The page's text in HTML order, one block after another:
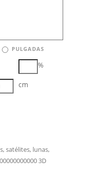
PULGADAS
%
cm
satélites, lunas,
3D